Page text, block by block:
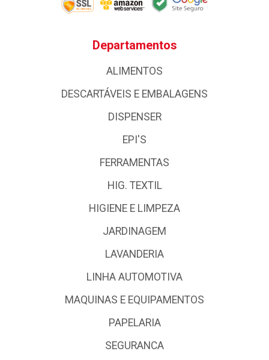
Departamentos
ALIMENTOS
DESCARTÁVEIS E EMBALAGENS
DISPENSER
EPI'S
FERRAMENTAS
HIG. TEXTIL
HIGIENE E LIMPEZA
JARDINAGEM
LAVANDERIA
LINHA AUTOMOTIVA
MAQUINAS E EQUIPAMENTOS
PAPELARIA
SEGURANCA